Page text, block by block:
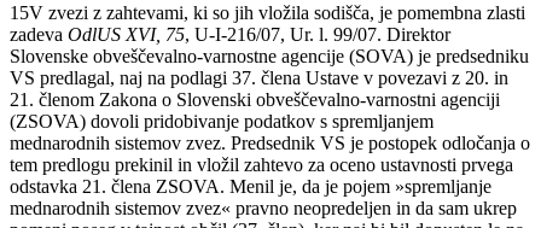
15V zvezi z zahtevami, ki so jih vložila sodišča, je pomembna zlasti
zadeva OdlUS XVI, 75, U-I-216/07, Ur. l. 99/07. Direktor
Slovenske obveščevalno-varnostne agencije (SOVA) je predsedniku
VS predlagal, naj na podlagi 37. člena Ustave v povezavi z 20. in
21. členom Zakona o Slovenski obveščevalno-varnostni agenciji
(ZSOVA) dovoli pridobivanje podatkov s spremljanjem
mednarodnih sistemov zvez. Predsednik VS je postopek odločanja o
tem predlogu prekinil in vložil zahtevo za oceno ustavnosti prvega
odstavka 21. člena ZSOVA. Menil je, da je pojem »spremljanje
mednarodnih sistemov zvez« pravno neopredeljen in da sam ukrep